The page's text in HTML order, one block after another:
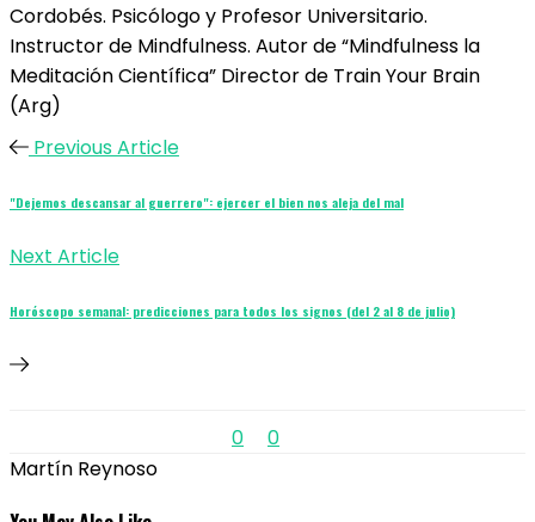
Cordobés. Psicólogo y Profesor Universitario.
Instructor de Mindfulness. Autor de “Mindfulness la
Meditación Científica” Director de Train Your Brain
(Arg)
Previous Article
"Dejemos descansar al guerrero": ejercer el bien nos aleja del mal
Next Article
Horóscopo semanal: predicciones para todos los signos (del 2 al 8 de julio)
0
0
Martín Reynoso